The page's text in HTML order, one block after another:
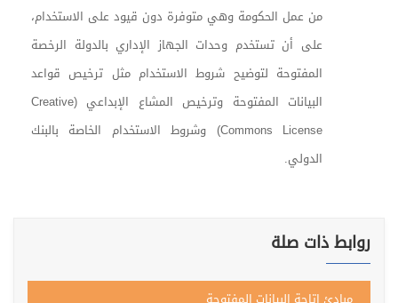
من عمل الحكومة وهي متوفرة دون قيود على الاستخدام،
على أن تستخدم وحدات الجهاز الإداري بالدولة الرخصة
المفتوحة لتوضيح شروط الاستخدام مثل ترخيص قواعد
البيانات المفتوحة وترخيص المشاع الإبداعي (Creative
Commons License) وشروط الاستخدام الخاصة بالبنك
الدولي.
روابط ذات صلة